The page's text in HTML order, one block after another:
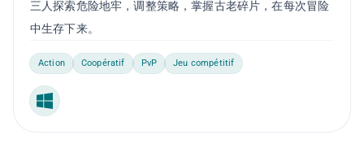
三人探索危险地牢，调整策略，掌握古老碎片，在每次冒险
中生存下来。
Action Coopératif PvP Jeu compétitif
Windows